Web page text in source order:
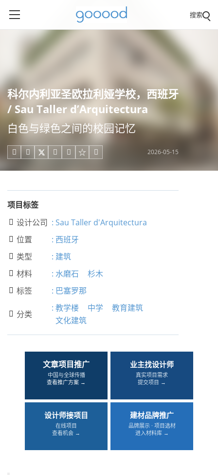
搜索
科尔内利亚圣欧拉利娅学校，西班牙
/ Sau Taller d’Arquitectura
白色与绿色之间的校园记忆
     2026-05-15
项目标签
 设计公司 : Sau Taller d'Arquitectura
 位置 : 西班牙
 类型 : 建筑
 材料 : 水磨石 杉木
 标签 : 巴塞罗那
 分类
: 教学楼 中学
教育建筑
文化建筑
文章项目推广
中国与全球传播
查看推广方案 →
业主找设计师
真实项目需求
提交项目 →
设计师接项目
在线项目
查看机会 →
建材品牌推广
品牌展示 · 项目选材
进入材料库 →